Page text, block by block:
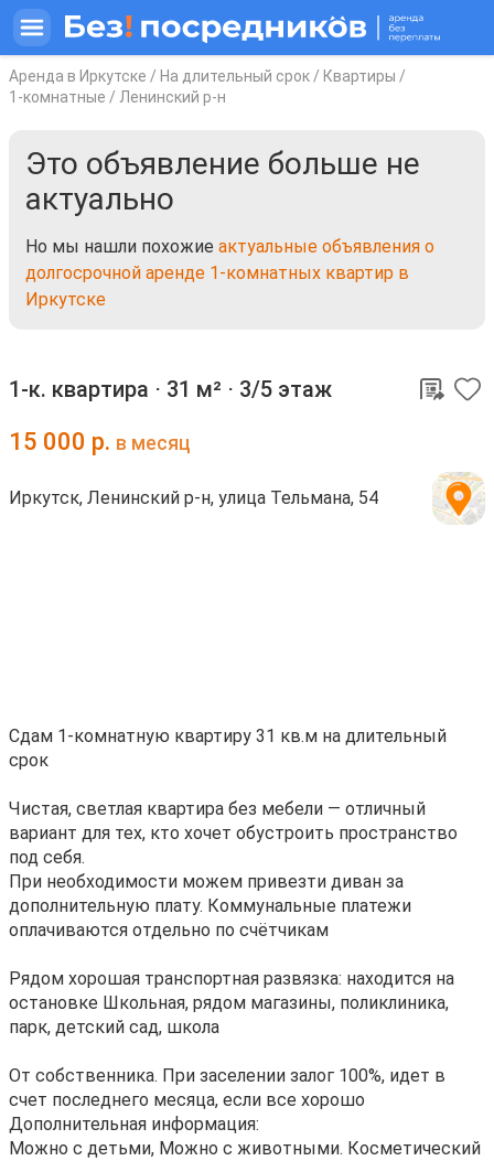
Аренда в Иркутске / На длительный срок / Квартиры /
1-комнатные / Ленинский р-н
Это объявление больше не
актуально
Но мы нашли похожие актуальные объявления о
долгосрочной аренде 1-комнатных квартир в
Иркутске
1-к. квартира ⋅ 31 м² ⋅ 3/5 этаж
15 000 р. в месяц
Иркутск, Ленинский р-н, улица Тельмана, 54
Сдам 1-комнатную квартиру 31 кв.м на длительный
срок
Чистая, светлая квартира без мебели — отличный
вариант для тех, кто хочет обустроить пространство
под себя.
При необходимости можем привезти диван за
дополнительную плату. Коммунальные платежи
оплачиваются отдельно по счётчикам
Рядом хорошая транспортная развязка: находится на
остановке Школьная, рядом магазины, поликлиника,
парк, детский сад, школа
От собственника. При заселении залог 100%, идет в
счет последнего месяца, если все хорошо
Дополнительная информация:
Можно с детьми, Можно с животными. Косметический